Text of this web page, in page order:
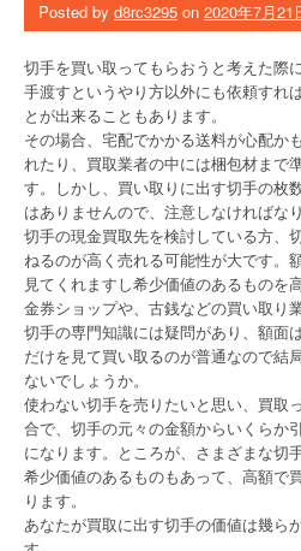
Posted by d8rc3295 on 2020年7月21
切手を買い取ってもらおうと考えた際
手渡すというやり方以外にも依頼すれ
とが出来ることもあります。
その場合、宅配でかかる送料が心配か
れたり、買取業者の中には梱包材まで
す。しかし、買い取りに出す切手の枚
はありませんので、注意しなければなり
切手の現金買取先を検討している方、
ねるのが高く売れる可能性が大です。
見てくれますし希少価値のあるものを
金券ショップや、古銭などの買い取り
切手の専門知識には疑問があり、額面
だけを見て買い取るのが普通なので結
ないでしょうか。
使わない切手を売りたいと思い、買取
合で、切手の元々の金額からいくらか
になります。ところが、さまざまな切
希少価値のあるものもあって、高額で
ります。
あなたが買取に出す切手の価値は幾ら